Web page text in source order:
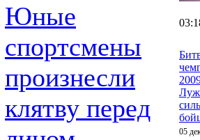
Юные
спортсмены
произнесли
клятву перед
05